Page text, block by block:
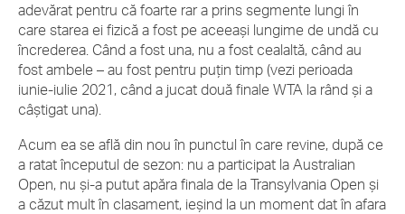
adevărat pentru că foarte rar a prins segmente lungi în
care starea ei fizică a fost pe aceeași lungime de undă cu
încrederea. Când a fost una, nu a fost cealaltă, când au
fost ambele – au fost pentru puțin timp (vezi perioada
iunie-iulie 2021, când a jucat două finale WTA la rând și a
câștigat una).
Acum ea se află din nou în punctul în care revine, după ce
a ratat începutul de sezon: nu a participat la Australian
Open, nu și-a putut apăra finala de la Transylvania Open și
a căzut mult în clasament, ieșind la un moment dat în afara